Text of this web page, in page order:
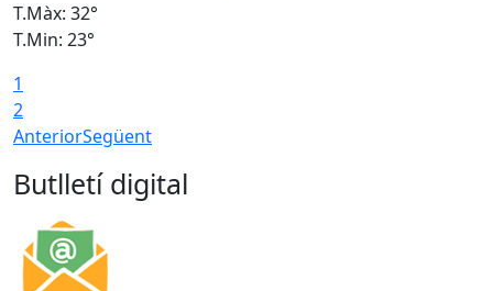
T.Màx: 32°
T.Min: 23°
1
2
AnteriorSegüent
Butlletí digital